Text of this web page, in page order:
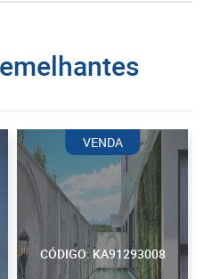
CÓDIGO: KA91293008
VENDA